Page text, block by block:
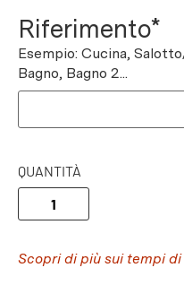
Riferimento*
Esempio: Cucina,
Bagno, Bagno 2...
QUANTITÀ
Scopri di più sui tempi di